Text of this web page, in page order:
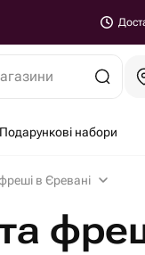
Подарункові набори
в Єревані